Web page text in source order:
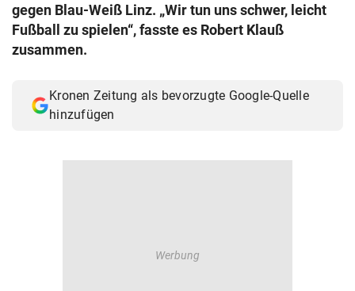
gegen Blau-Weiß Linz. „Wir tun uns schwer, leicht
Fußball zu spielen“, fasste es Robert Klauß
zusammen.
Kronen Zeitung als bevorzugte Google-Quelle
hinzufügen